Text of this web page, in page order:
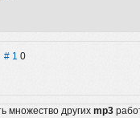
10
множество других mp3